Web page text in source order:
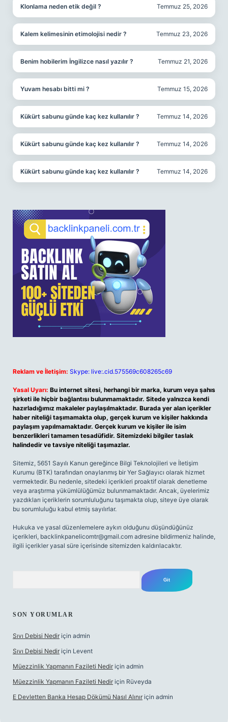
Klonlama neden etik değil ? Temmuz 25, 2026
Kalem kelimesinin etimolojisi nedir ? Temmuz 23, 2026
Benim hobilerim İngilizce nasıl yazılır ? Temmuz 21, 2026
Yuvam hesabı bitti mi ? Temmuz 15, 2026
Kükürt sabunu günde kaç kez kullanılır ? Temmuz 14, 2026
Kükürt sabunu günde kaç kez kullanılır ? Temmuz 14, 2026
Kükürt sabunu günde kaç kez kullanılır ? Temmuz 14, 2026
Reklam ve İletişim: Skype: live:.cid.575569c608265c69
Yasal Uyarı: Bu internet sitesi, herhangi bir marka, kurum veya şahıs
şirketi ile hiçbir bağlantısı bulunmamaktadır. Sitede yalnızca kendi
hazırladığımız makaleler paylaşılmaktadır. Burada yer alan içerikler
haber niteliği taşımamakta olup, gerçek kurum ve kişiler hakkında
paylaşım yapılmamaktadır. Gerçek kurum ve kişiler ile isim
benzerlikleri tamamen tesadüfidir. Sitemizdeki bilgiler taslak
halindedir ve tavsiye niteliği taşımazlar.
Sitemiz, 5651 Sayılı Kanun gereğince Bilgi Teknolojileri ve İletişim
Kurumu (BTK) tarafından onaylanmış bir Yer Sağlayıcı olarak hizmet
vermektedir. Bu nedenle, sitedeki içerikleri proaktif olarak denetleme
veya araştırma yükümlülüğümüz bulunmamaktadır. Ancak, üyelerimiz
yazdıkları içeriklerin sorumluluğunu taşımakta olup, siteye üye olarak
bu sorumluluğu kabul etmiş sayılırlar.
Hukuka ve yasal düzenlemelere aykırı olduğunu düşündüğünüz
içerikleri, backlinkpanelicomtr@gmail.com adresine bildirmeniz halinde,
ilgili içerikler yasal süre içerisinde sitemizden kaldırılacaktır.
SON YORUMLAR
Sıvı Debisi Nedir için admin
Sıvı Debisi Nedir için Levent
Müezzinlik Yapmanın Fazileti Nedir için admin
Müezzinlik Yapmanın Fazileti Nedir için Rüveyda
E Devletten Banka Hesap Dökümü Nasıl Alınır için admin